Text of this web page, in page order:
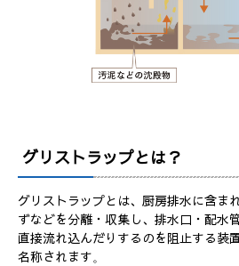
グリストラップとは？
グリストラップとは、厨房排水に含ま
ずなどを分離・収集し、排水口・配水
直接流れ込んだりするのを阻止する装
名称されます 。